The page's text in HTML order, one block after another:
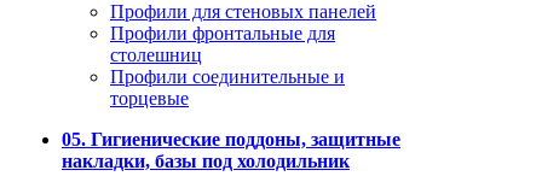
Профили для стеновых панелей
Профили фронтальные для
столешниц
Профили соединительные и
торцевые
05. Гигиенические поддоны, защитные
накладки, базы под холодильник